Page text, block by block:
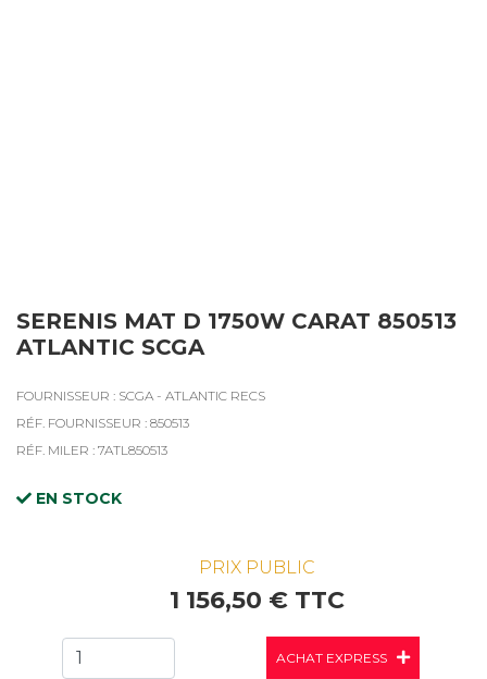
SERENIS MAT D 1750W CARAT 850513
ATLANTIC SCGA
FOURNISSEUR : SCGA - ATLANTIC RECS
RÉF. FOURNISSEUR : 850513
RÉF. MILER : 7ATL850513
EN STOCK
PRIX PUBLIC
1 156,50 € TTC
ACHAT EXPRESS